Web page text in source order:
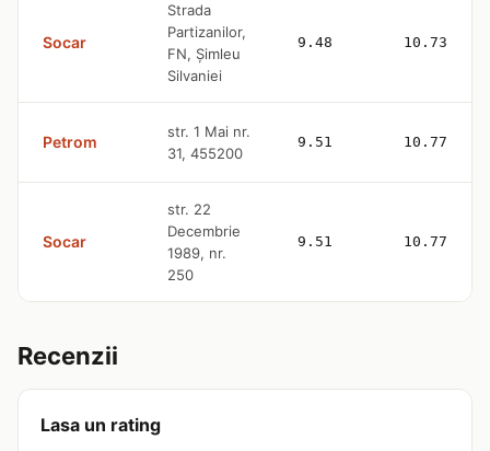
Socar
Strada
Partizanilor,
FN, Șimleu
Silvaniei
9.48 10.73
Petrom
str. 1 Mai nr.
31, 455200
9.51 10.77
Socar
str. 22
Decembrie
1989, nr.
250
9.51 10.77
Recenzii
Lasa un rating